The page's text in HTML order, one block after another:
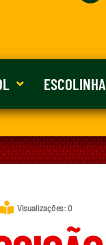
ESCOLINHA
Visualizações: 0